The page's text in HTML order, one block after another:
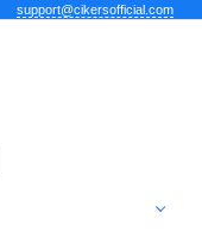
support@cikersofficial.com